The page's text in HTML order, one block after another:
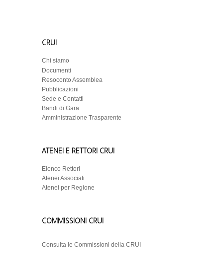
CRUI
Chi siamo
Documenti
Resoconto Assemblea
Pubblicazioni
Sede e Contatti
Bandi di Gara
Amministrazione Trasparente
ATENEI E RETTORI CRUI
Elenco Rettori
Atenei Associati
Atenei per Regione
COMMISSIONI CRUI
Consulta le Commissioni della CRUI